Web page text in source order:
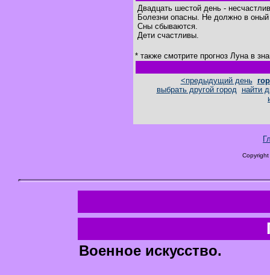
Двадцать шестой день -
Болезни опасны. Не должно в
Сны сбываются.
Дети счастливы.
* также смотрите прогноз Луна в
<предыдущий день
выбрать другой город
найти
Военное искусство.